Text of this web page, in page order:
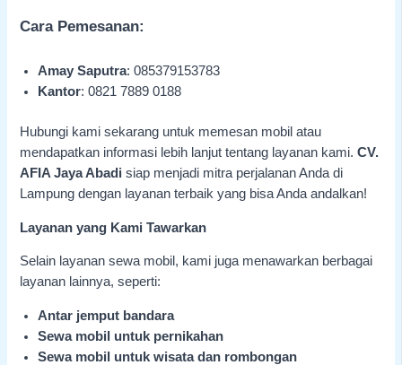
Cara Pemesanan:
Amay Saputra: 085379153783
Kantor: 0821 7889 0188
Hubungi kami sekarang untuk memesan mobil atau
mendapatkan informasi lebih lanjut tentang layanan kami.CV.
AFIA Jaya Abadi siap menjadi mitra perjalanan Anda di
Lampung dengan layanan terbaik yang bisa Anda andalkan!
Layanan yang Kami Tawarkan
Selain layanan sewa mobil, kami juga menawarkan berbagai
layanan lainnya, seperti:
Antar jemput bandara
Sewa mobil untuk pernikahan
Sewa mobil untuk wisata dan rombongan